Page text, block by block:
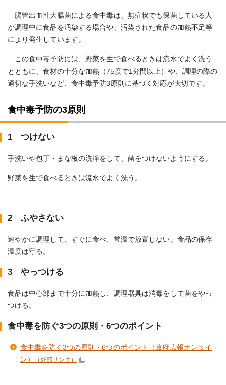
腸管出血性大腸菌による食中毒は、無症状でも保菌している人
が調理中に食品を汚染する場合や、汚染された食品の加熱不足等
により発生しています。
この食中毒予防には、野菜を生で食べるときは流水でよく洗う
とともに、食材の十分な加熱（75度で1分間以上）や、調理の際の
適切な手洗いなど、食中毒予防3原則に基づく対応が大切です。
食中毒予防の3原則
1 つけない
手洗いや包丁・まな板の洗浄をして、菌をつけないようにする。
野菜を生で食べるときは流水でよく洗う。
2 ふやさない
速やかに調理して、すぐに食べ、常温で放置しない。食品の保存
温度は守る。
3 やっつける
食品は中心部まで十分に加熱し、調理器具は消毒をして菌をやっ
つける。
食中毒を防ぐ3つの原則・6つのポイント
食中毒を防ぐ3つの原則・6つのポイント（政府広報オンライ
ン）
（外部リンク）